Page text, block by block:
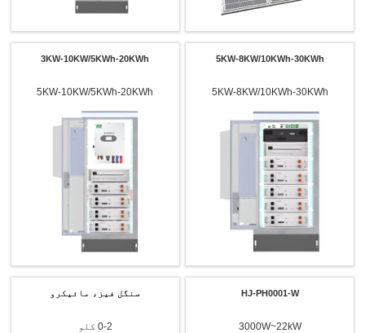
5KW-8KW/10KWh-30KWh
5KW-8KW/10KWh-30KWh
3KW-10KW/5KWh-20KWh
5KW-10KW/5KWh-20KWh
HJ-PH0001-W
3000W~22kW
سنگل فیز، مائیکرو
0-2 کلو